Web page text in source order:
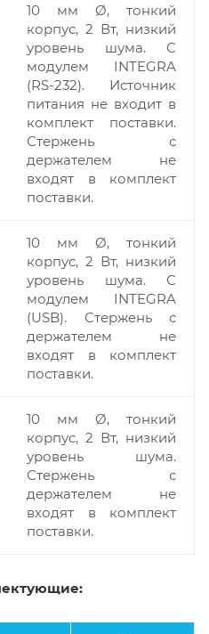
10 мм Ø, тонкий
корпус, 2 Вт, низкий
уровень шума. С
модулем INTEGRA
(RS-232). Источник
питания не входит в
комплект поставки.
Стержень с
держателем не
входят в комплект
поставки.
10 мм Ø, тонкий
корпус, 2 Вт, низкий
уровень шума. С
модулем INTEGRA
(USB). Стержень с
держателем не
входят в комплект
поставки.
10 мм Ø, тонкий
корпус, 2 Вт, низкий
уровень шума.
Стержень с
держателем не
входят в комплект
поставки.